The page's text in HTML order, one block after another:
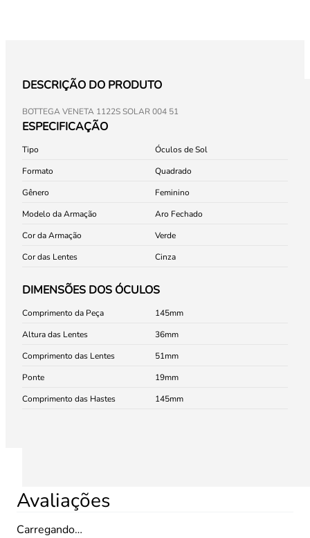
DESCRIÇÃO DO PRODUTO
BOTTEGA VENETA 1122S SOLAR 004 51
ESPECIFICAÇÃO
Tipo
Óculos de Sol
Formato
Quadrado
Gênero
Feminino
Modelo da Armação
Aro Fechado
Cor da Armação
Verde
Cor das Lentes
Cinza
DIMENSÕES DOS ÓCULOS
Comprimento da Peça
145
Altura das Lentes
36
Comprimento das Lentes
51
Ponte
19
Comprimento das Hastes
145
Avaliações
Carregando…